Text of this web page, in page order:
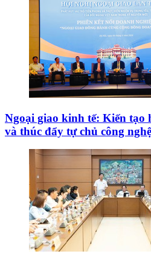
Ngoại giao kinh tế: Kiến tạo
và thúc đẩy tự chủ công nghệ